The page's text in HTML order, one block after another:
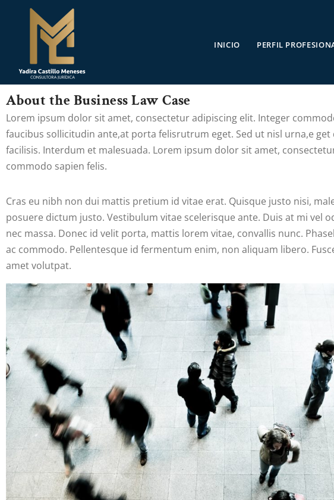
INICIO PERFIL
About the Business Law Case
Lorem ipsum dolor sit amet, consectetur adipiscing elit. Integer
faucibus sollicitudin ante,at porta felisrutrum eget. Sed ut nisl urna,e
facilisis. Interdum et malesuada. Lorem ipsum dolor sit amet,
commodo sapien felis.
Cras eu nibh non dui mattis pretium id vitae erat. Quisque justo nisi,
posuere dictum justo. Vestibulum vitae scelerisque ante. Duis at mi vel
nec massa. Donec id velit porta, mattis lorem vitae, convallis nunc.
ac commodo. Pellentesque id fermentum enim, non aliquam libero.
amet volutpat.